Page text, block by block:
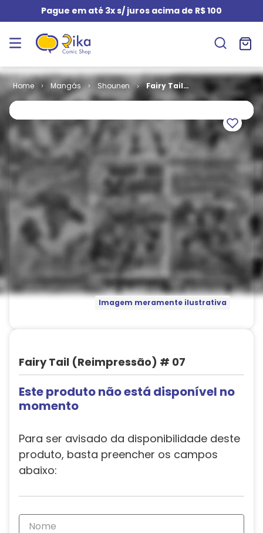
Pague em até 3x s/ juros acima de R$ 100
Mangás Shounen
Fairy Tail
(Reimpressão)
Imagem meramente ilustrativa
Fairy Tail (Reimpressão) # 07
Este produto não está disponível no
momento
Para ser avisado da disponibilidade deste
produto, basta preencher os campos
abaixo: